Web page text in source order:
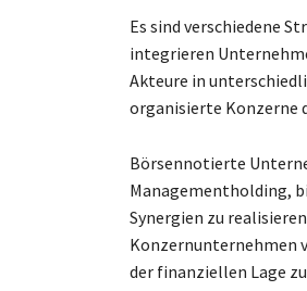
Es sind verschiedene
integrieren
Akteure in
organisierte Konzerne
Börsennotierte
Managementholding,
Synergien zu
Konzernunternehmen
der finanziellen Lage